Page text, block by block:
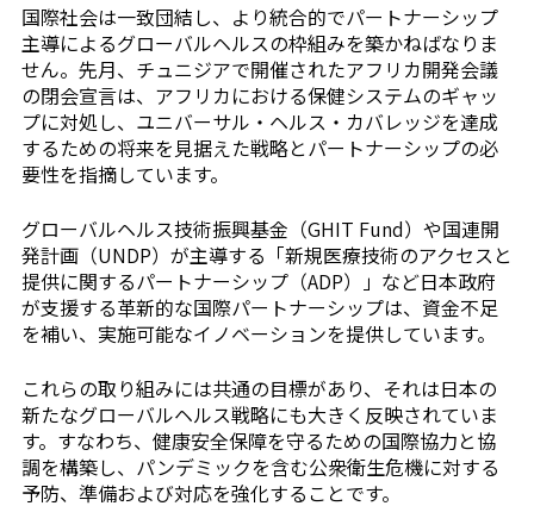
国際社会は一致団結し、より統合的でパートナーシップ
主導によるグローバルヘルスの枠組みを築かねばなりま
せん。先月、チュニジアで開催されたアフリカ開発会議
の閉会宣言は、アフリカにおける保健システムのギャッ
プに対処し、ユニバーサル・ヘルス・カバレッジを達成
するための将来を見据えた戦略とパートナーシップの必
要性を指摘しています。
グローバルヘルス技術振興基金（GHIT Fund）や国連開
発計画（UNDP）が主導する「新規医療技術のアクセスと
提供に関するパートナーシップ（ADP）」など日本政府
が支援する革新的な国際パートナーシップは、資金不足
を補い、実施可能なイノベーションを提供しています。
これらの取り組みには共通の目標があり、それは日本の
新たなグローバルヘルス戦略にも大きく反映されていま
す。すなわち、健康安全保障を守るための国際協力と協
調を構築し、パンデミックを含む公衆衛生危機に対する
予防、準備および対応を強化することです。